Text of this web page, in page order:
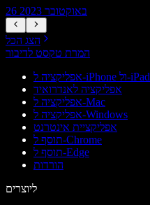
26 באוקטובר 2023
הצג הכל
המרת טקסט לדיבור
אפליקציה ל-iPhone ול-iPad
אפליקציה לאנדרואיד
אפליקציה ל-Mac
אפליקציה ל-Windows
אפליקציית אינטרנט
תוסף ל-Chrome
תוסף ל-Edge
הורדות
ליוצרים